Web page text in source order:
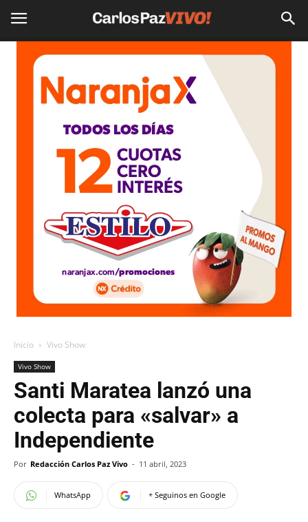
Inicio Vivo Show
Vivo Show
Santi Maratea lanzó una
colecta para «salvar» a
Independiente
Por Redacción Carlos Paz Vivo - 11 abril, 2023
WhatsApp + Seguinos en Google